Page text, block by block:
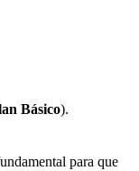
Básico).
para que